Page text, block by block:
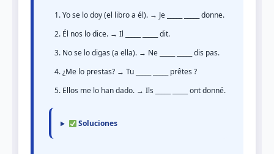
Yo se lo doy (el libro a él). → Je _____ _____ donne.
Él nos lo dice. → Il _____ _____ dit.
No se lo digas (a ella). → Ne _____ _____ dis pas.
¿Me lo prestas? → Tu _____ _____ prêtes ?
Ellos me lo han dado. → Ils _____ _____ ont donné.
Soluciones